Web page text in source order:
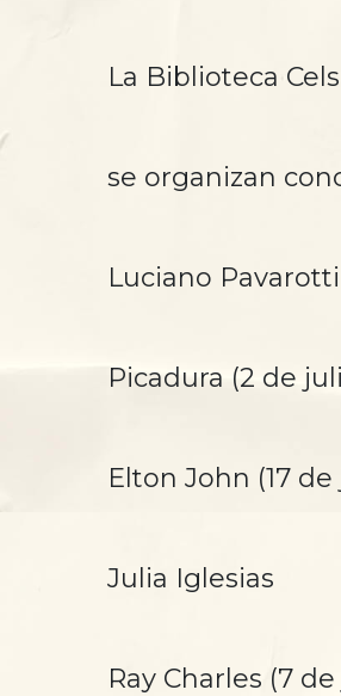
La Biblioteca
se organizan
Luciano
Picadura (2 de
Elton John (17
Julia Iglesias
Ray Charles (7